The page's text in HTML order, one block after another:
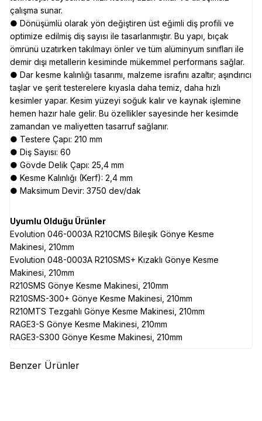
çalışma sunar.
● Dönüşümlü olarak yön değiştiren üst eğimli diş profili ve
optimize edilmiş diş sayısı ile tasarlanmıştır. Bu yapı, bıçak
ömrünü uzatırken takılmayı önler ve tüm alüminyum sınıfları ile
demir dışı metallerin kesiminde mükemmel performans sağlar.
● Dar kesme kalınlığı tasarımı, malzeme israfını azaltır; aşındırıcı
taşlar ve şerit testerelere kıyasla daha temiz, daha hızlı
kesimler yapar. Kesim yüzeyi soğuk kalır ve kaynak işlemine
hemen hazır hale gelir. Bu özellikler sayesinde her kesimde
zamandan ve maliyetten tasarruf sağlanır.
● Testere Çapı: 210 mm
● Diş Sayısı: 60
● Gövde Delik Çapı: 25,4 mm
● Kesme Kalınlığı (Kerf): 2,4 mm
● Maksimum Devir: 3750 dev/dak
Uyumlu Olduğu Ürünler
Evolution 046-0003A R210CMS Bileşik Gönye Kesme
Makinesi, 210mm
Evolution 048-0003A R210SMS+ Kızaklı Gönye Kesme
Makinesi, 210mm
R210SMS Gönye Kesme Makinesi, 210mm
R210SMS-300+ Gönye Kesme Makinesi, 210mm
R210MTS Tezgahlı Gönye Kesme Makinesi, 210mm
RAGE3-S Gönye Kesme Makinesi, 210mm
RAGE3-S300 Gönye Kesme Makinesi, 210mm
Benzer Ürünler